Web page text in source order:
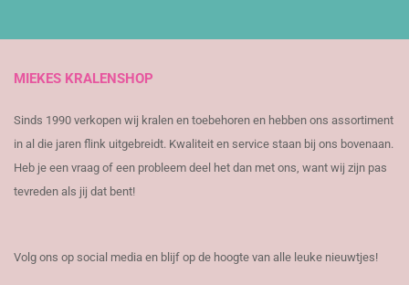
MIEKES KRALENSHOP
Sinds 1990 verkopen wij kralen en toebehoren en hebben ons assortiment
in al die jaren flink uitgebreidt. Kwaliteit en service staan bij ons bovenaan.
Heb je een vraag of een probleem deel het dan met ons, want wij zijn pas
tevreden als jij dat bent!
Volg ons op social media en blijf op de hoogte van alle leuke nieuwtjes!